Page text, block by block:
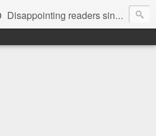
Disappointing readers since 2006